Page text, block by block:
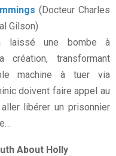
(Docteur Charles
Gilson)
laissé une bombe à
création, transformant
machine à tuer via
doivent faire appel au
libérer un prisonnier
About Holly